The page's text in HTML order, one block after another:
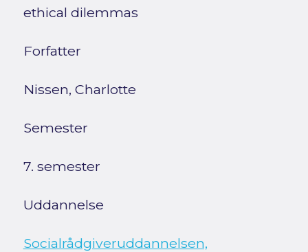
ethical dilemmas
Forfatter
Nissen, Charlotte
Semester
7. semester
Uddannelse
Socialrådgiveruddannelsen,